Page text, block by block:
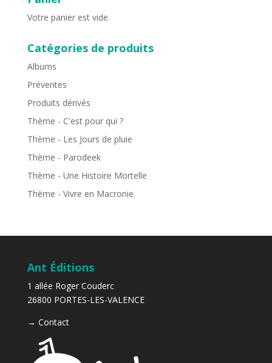
Votre panier est vide.
Catégories de produits
Albums
Préventes
Produits dérivés
Thème - C'est pour qui ?
Thème - Les Jours de pluie
Thème - Parodeek
Thème - Une Histoire Mortelle
Thème - Vivre en Macronie
Ant Éditions
1 allée Roger Couderc
26800 PORTES-LES-VALENCE
→ Contact